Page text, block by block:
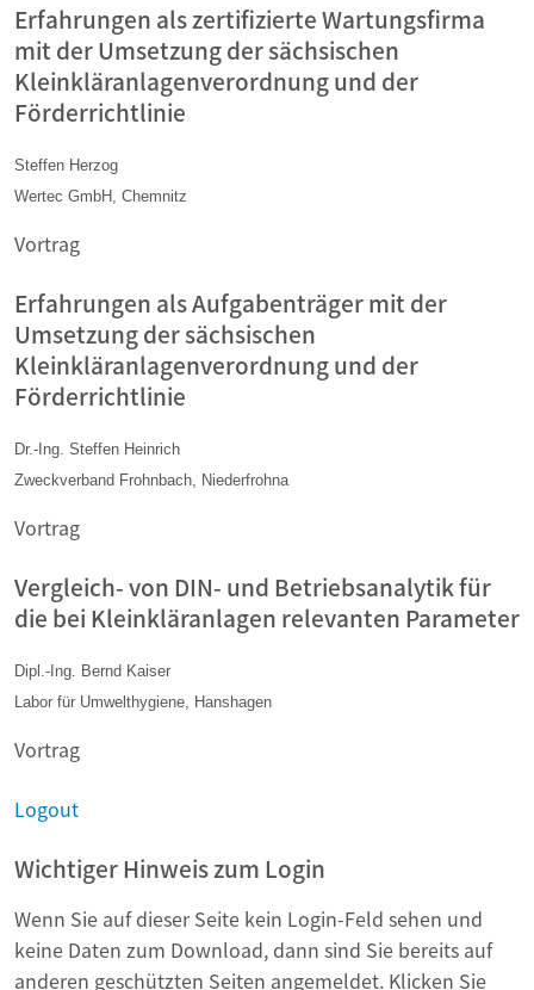
Erfahrungen als zertifizierte Wartungsfirma
mit der Umsetzung der sächsischen
Kleinkläranlagenverordnung und der
Förderrichtlinie
Steffen Herzog
Wertec GmbH, Chemnitz
Vortrag
Erfahrungen als Aufgabenträger mit der
Umsetzung der sächsischen
Kleinkläranlagenverordnung und der
Förderrichtlinie
Dr.-Ing. Steffen Heinrich
Zweckverband Frohnbach, Niederfrohna
Vortrag
Vergleich- von DIN- und Betriebsanalytik für
die bei Kleinkläranlagen relevanten Parameter
Dipl.-Ing. Bernd Kaiser
Labor für Umwelthygiene, Hanshagen
Vortrag
Logout
Wichtiger Hinweis zum Login
Wenn Sie auf dieser Seite kein Login-Feld sehen und
keine Daten zum Download, dann sind Sie bereits auf
anderen geschützten Seiten angemeldet. Klicken Sie